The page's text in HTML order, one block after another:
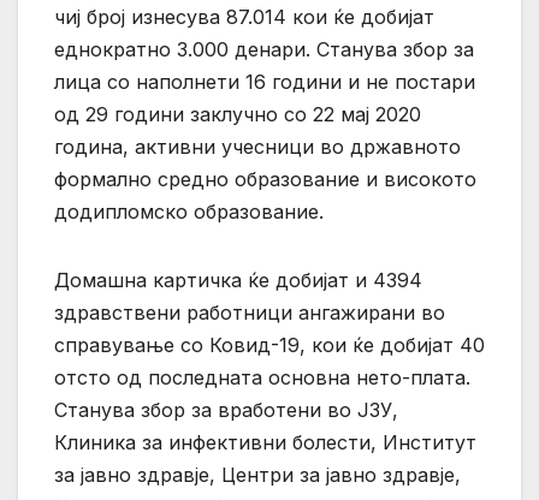
чиј број изнесува 87.014 кои ќе добијат
еднократно 3.000 денари. Станува збор за
лица со наполнети 16 години и не постари
од 29 години заклучно со 22 мај 2020
година, активни учесници во државното
формално средно образование и високото
додипломско образование.
Домашна картичка ќе добијат и 4394
здравствени работници ангажирани во
справување со Ковид-19, кои ќе добијат 40
отсто од последната основна нето-плата.
Станува збор за вработени во ЈЗУ,
Клиника за инфективни болести, Институт
за јавно здравје, Центри за јавно здравје,